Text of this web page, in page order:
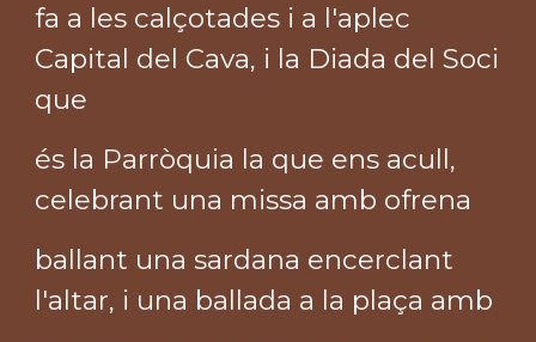
fa a les calçotades i a l'aplec
Capital del Cava, i la Diada del Soci
que
és la Parròquia la que ens acull,
celebrant una missa amb ofrena
ballant una sardana encerclant
l'altar, i una ballada a la plaça amb